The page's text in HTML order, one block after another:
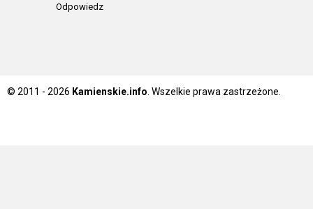
Odpowiedz
© 2011 - 2026 Kamienskie.info . Wszelkie prawa zastrzeżone.